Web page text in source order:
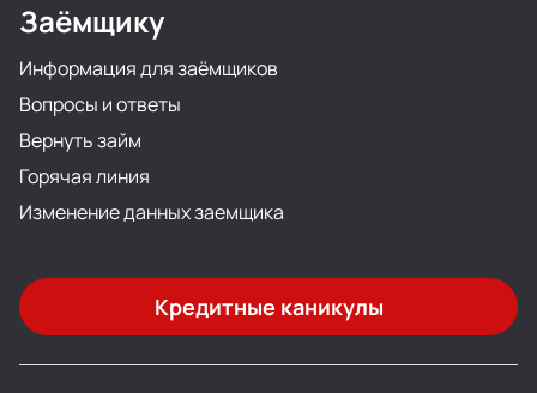
Заёмщику
Информация для заёмщиков
Вопросы и ответы
Вернуть займ
Горячая линия
Изменение данных заемщика
Кредитные каникулы